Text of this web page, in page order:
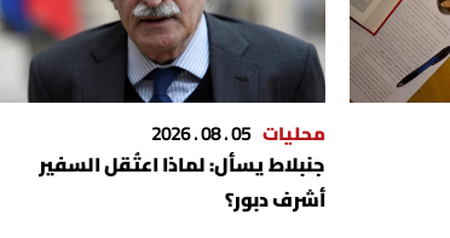
محليات 05 . 08 . 2026
جنبلاط يسأل: لماذا اعتُقل السفير
أشرف دبور؟